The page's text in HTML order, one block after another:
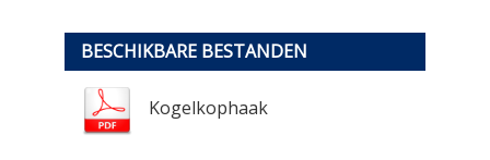
BESCHIKBARE BESTANDEN
Kogelkophaak